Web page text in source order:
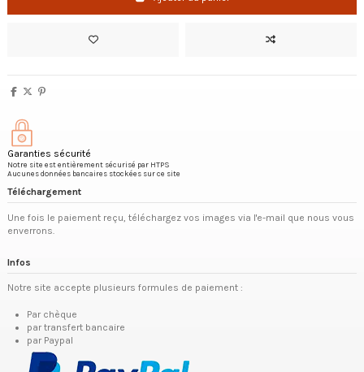
Garanties sécurité
Notre site est entièrement sécurisé par HTPS
Aucunes données bancaires stockées sur ce site
Téléchargement
Une fois le paiement reçu, téléchargez vos images via l'e-mail que nous vous
enverrons.
Infos
Notre site accepte plusieurs formules de paiement :
Par chèque
par transfert bancaire
par Paypal